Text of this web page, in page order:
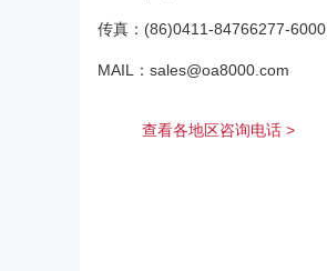
传真：(86)0411-84766277-6000
MAIL：sales@oa8000.com
查看各地区咨询电话 >